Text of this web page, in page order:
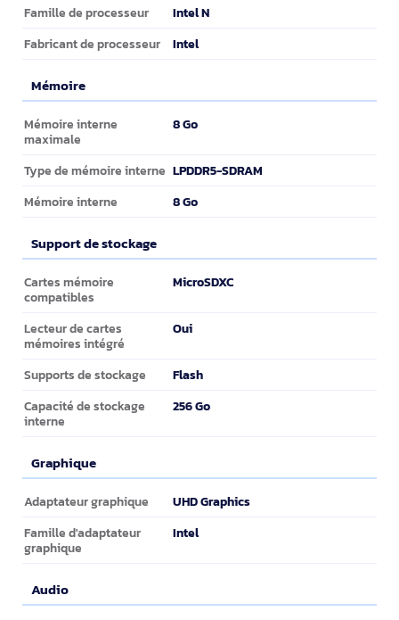
Famille de processeur Intel N
Fabricant de processeur Intel
Mémoire
Mémoire
Mémoire interne
maximale
8 Go
Type de mémoire interne LPDDR5-SDRAM
Mémoire interne 8 Go
Support de stockage
Support de stockage
Cartes mémoire
compatibles
MicroSDXC
Lecteur de cartes
mémoires intégré
Oui
Supports de stockage Flash
Capacité de stockage
interne
256 Go
Graphique
Graphique
Adaptateur graphique UHD Graphics
Famille d'adaptateur
graphique
Intel
Audio